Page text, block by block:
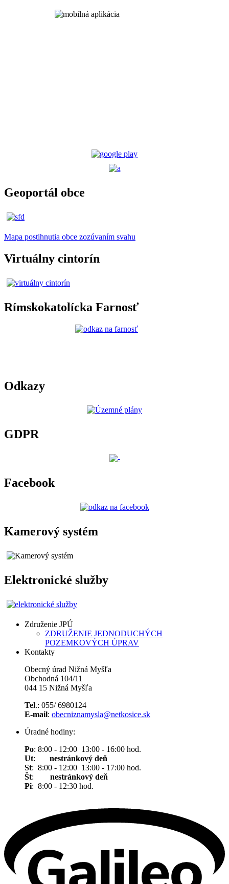
Geoportál obce
Mapa postihnutia obce zozúvaním svahu
Virtuálny cintorín
Rímskokatolícka Farnosť
Odkazy
GDPR
Facebook
Kamerový systém
Elektronické služby
Združenie JPÚ
ZDRUŽENIE JEDNODUCHÝCH
POZEMKOVÝCH ÚPRAV
Kontakty
Obecný úrad Nižná Myšľa
Obchodná 104/11
044 15 Nižná Myšľa
Tel.: 055/ 6980124
E-mail: obecniznamysla@netkosice.sk
Úradné hodiny:
Po: 8:00 - 12:00 13:00 - 16:00 hod.
Ut:
nestránkový deň
St: 8:00 - 12:00 13:00 - 17:00 hod.
Št: nestránkový deň
Pi: 8:00 - 12:30 hod.